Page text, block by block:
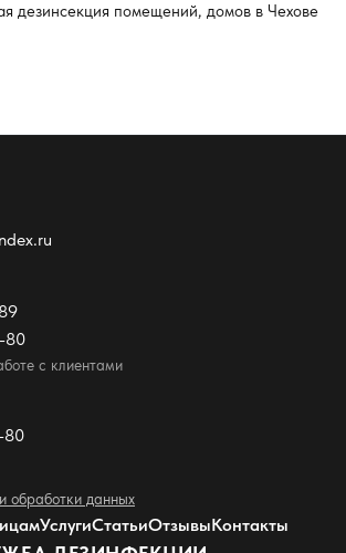
дезинсекция помещений, домов в Чехове
80
с клиентами
80
обработки данных
УслугиСтатьиОтзывыКонтакты